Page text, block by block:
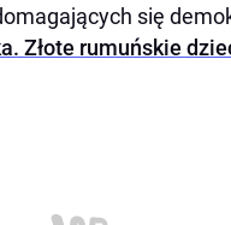
się
Złote rumuńskie